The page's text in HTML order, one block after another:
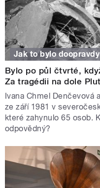
Jak to bylo doopravdy
Bylo po půl čtvrté,
Za tragédii na dole
Ivana Chmel Denčevová
ze září 1981 v
které zahynulo 65 osob.
odpovědný?